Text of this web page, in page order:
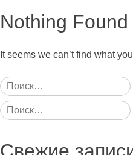
Nothing Found
It seems we can’t find what
Найти:
Найти: